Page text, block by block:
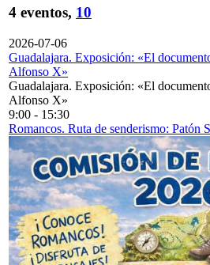
4 eventos, 10
2026-07-06
Guadalajara. Exposición: «El
Alfonso X»
Guadalajara. Exposición: «El
Alfonso X»
9:00 - 15:30
Romancos. Ruta de senderismo: Patón